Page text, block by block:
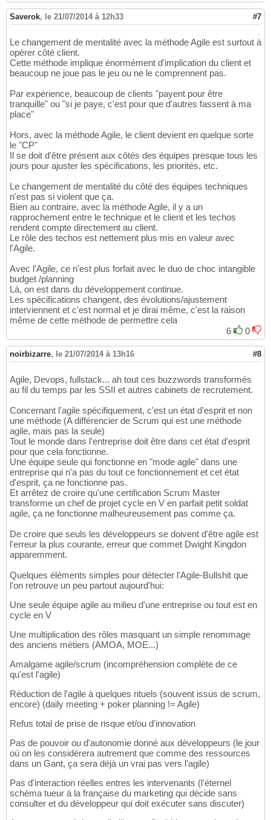
Saverok, le 21/07/2014 à 12h33 #7
Le changement de mentalité avec la méthode Agile est surtout à
opérer côté client.
Cette méthode implique énormément d'implication du client et
beaucoup ne joue pas le jeu ou ne le comprennent pas.
Par expérience, beaucoup de clients "payent pour être
tranquille" ou "si je paye, c'est pour que d'autres fassent à ma
place"
Hors, avec la méthode Agile, le client devient en quelque sorte
le "CP"
Il se doit d'être présent aux côtés des équipes presque tous les
jours pour ajuster les spécifications, les priorités, etc.
Le changement de mentalité du côté des équipes techniques
n'est pas si violent que ça.
Bien au contraire, avec la méthode Agile, il y a un
rapprochement entre le technique et le client et les techos
rendent compte directement au client.
Le rôle des techos est nettement plus mis en valeur avec
l'Agile.
Avec l'Agile, ce n'est plus forfait avec le duo de choc intangible
budget /planning
Là, on est dans du développement continue.
Les spécifications changent, des évolutions/ajustement
interviennent et c'est normal et je dirai même, c'est la raison
même de cette méthode de permettre cela
6
0
noirbizarre, le 21/07/2014 à 13h16 #8
Agile, Devops, fullstack... ah tout ces buzzwords transformés
au fil du temps par les SSII et autres cabinets de recrutement.
Concernant l'agile spécifiquement, c'est un état d'esprit et non
une méthode (A différencier de Scrum qui est une méthode
agile, mais pas la seule)
Tout le monde dans l'entreprise doit être dans cet état d'esprit
pour que cela fonctionne.
Une équipe seule qui fonctionne en "mode agile" dans une
entreprise qui n'a pas du tout ce fonctionnement et cet état
d'esprit, ça ne fonctionne pas.
Et arrêtez de croire qu'une certification Scrum Master
transforme un chef de projet cycle en V en parfait petit soldat
agile, ça ne fonctionne malheureusement pas comme ça.
De croire que seuls les développeurs se doivent d'être agile est
l'erreur la plus courante, erreur que commet Dwight Kingdon
apparemment.
Quelques éléments simples pour détecter l'Agile-Bullshit que
l'on retrouve un peu partout aujourd'hui:
Une seule équipe agile au milieu d'une entreprise ou tout est en
cycle en V
Une multiplication des rôles masquant un simple renommage
des anciens métiers (AMOA, MOE...)
Amalgame agile/scrum (incompréhension complète de ce
qu'est l'agile)
Réduction de l'agile à quelques rituels (souvent issus de scrum,
encore) (daily meeting + poker planning != Agile)
Refus total de prise de risque et/ou d'innovation
Pas de pouvoir ou d'autonomie donné aux développeurs (le jour
où on les considérera autrement que comme des ressources
dans un Gant, ça sera déjà un vrai pas vers l'agile)
Pas d'interaction réelles entres les intervenants (l'éternel
schéma tueur à la française du marketing qui décide sans
consulter et du développeur qui doit exécuter sans discuter)